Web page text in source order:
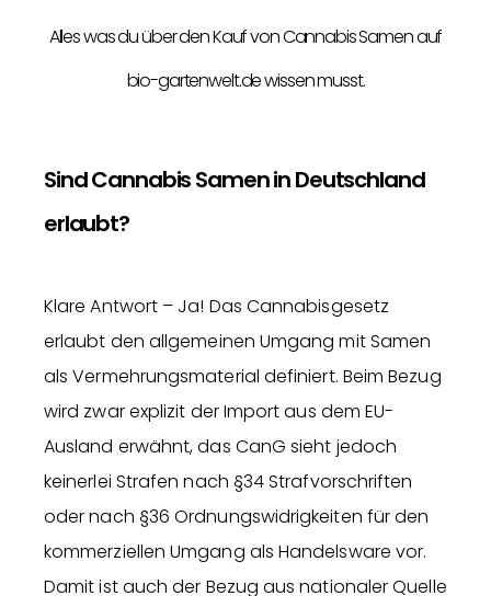
Alles was du über den Kauf von Cannabis Samen auf
bio-gartenwelt.de wissen musst.
Sind Cannabis Samen in Deutschland
erlaubt?
Klare Antwort – Ja! Das Cannabisgesetz
erlaubt den allgemeinen Umgang mit Samen
als Vermehrungsmaterial definiert. Beim Bezug
wird zwar explizit der Import aus dem EU-
Ausland erwähnt, das CanG sieht jedoch
keinerlei Strafen nach §34 Strafvorschriften
oder nach §36 Ordnungswidrigkeiten für den
kommerziellen Umgang als Handelsware vor.
Damit ist auch der Bezug aus nationaler Quelle